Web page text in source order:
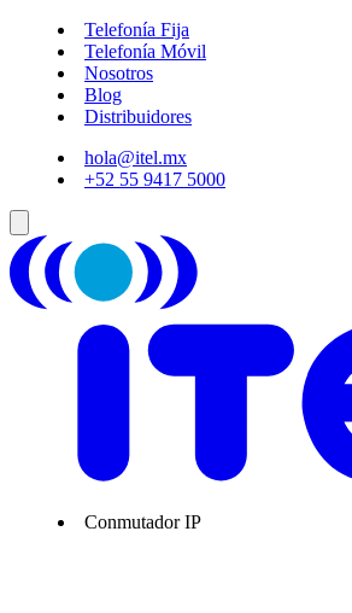
Telefonía Fija
Telefonía Móvil
Nosotros
Blog
Distribuidores
hola@itel.mx
+52 55 9417 5000
Conmutador IP